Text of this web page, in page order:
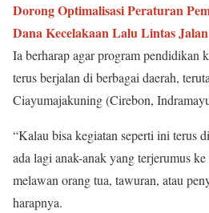
Dorong Optimalisasi Peraturan
Dana Kecelakaan Lalu Lintas Jalan
Ia berharap agar program pendidikan
terus berjalan di berbagai daerah,
Ciayumajakuning (Cirebon,
“Kalau bisa kegiatan seperti ini terus
ada lagi anak-anak yang terjerumus
melawan orang tua, tawuran, atau
harapnya.